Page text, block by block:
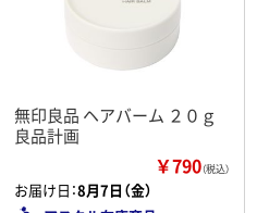
無印良品 ヘアバーム ２０ｇ
良品計画
￥790（税込）
お届け日：8月7日（金）